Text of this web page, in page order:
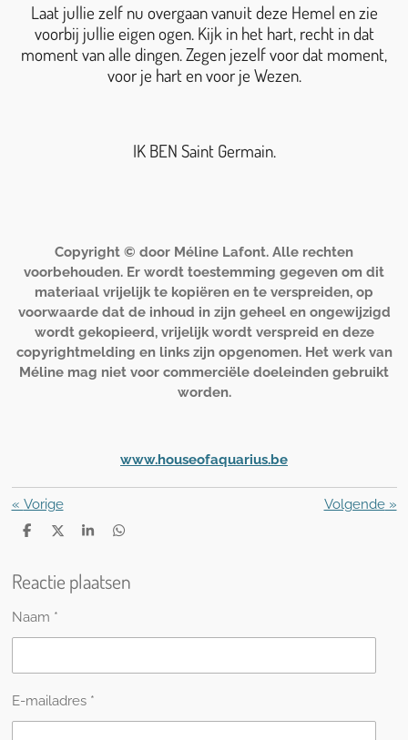
Laat jullie zelf nu overgaan vanuit deze Hemel en zie
voorbij jullie eigen ogen. Kijk in het hart, recht in dat
moment van alle dingen. Zegen jezelf voor dat moment,
voor je hart en voor je Wezen.
IK BEN Saint Germain.
Copyright © door Méline Lafont. Alle rechten
voorbehouden. Er wordt toestemming gegeven om dit
materiaal vrijelijk te kopiëren en te verspreiden, op
voorwaarde dat de inhoud in zijn geheel en ongewijzigd
wordt gekopieerd, vrijelijk wordt verspreid en deze
copyrightmelding en links zijn opgenomen. Het werk van
Méline mag niet voor commerciële doeleinden gebruikt
worden.
www.houseofaquarius.be
« Vorige Volgende»
D
e
n
D
S
r
e
D
n
Reactie plaatsen
Naam *
E-mailadres *